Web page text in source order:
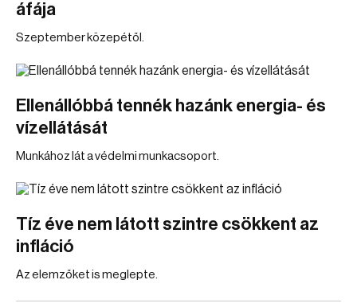
áfája
Szeptember közepétől.
Ellenállóbbá tennék hazánk energia- és
vízellátását
Munkához lát a védelmi munkacsoport.
Tíz éve nem látott szintre csökkent az
infláció
Az elemzőket is meglepte.